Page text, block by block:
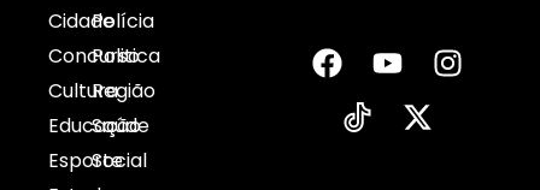
Cidade
Concurso
Cultura
Educação
Esporte
Polícia
Politica
Região
Saúde
Social